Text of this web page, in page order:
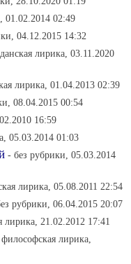
01.02.2014 02:49
04.12.2015 14:32
лирика, 03.11.2020
лирика, 01.04.2013 02:39
08.04.2015 00:54
16:59
05.03.2014 01:03
- без рубрики, 05.03.2014
лирика, 05.08.2011 22:54
рубрики, 06.04.2015 20:07
лирика, 21.02.2012 17:41
лирика,